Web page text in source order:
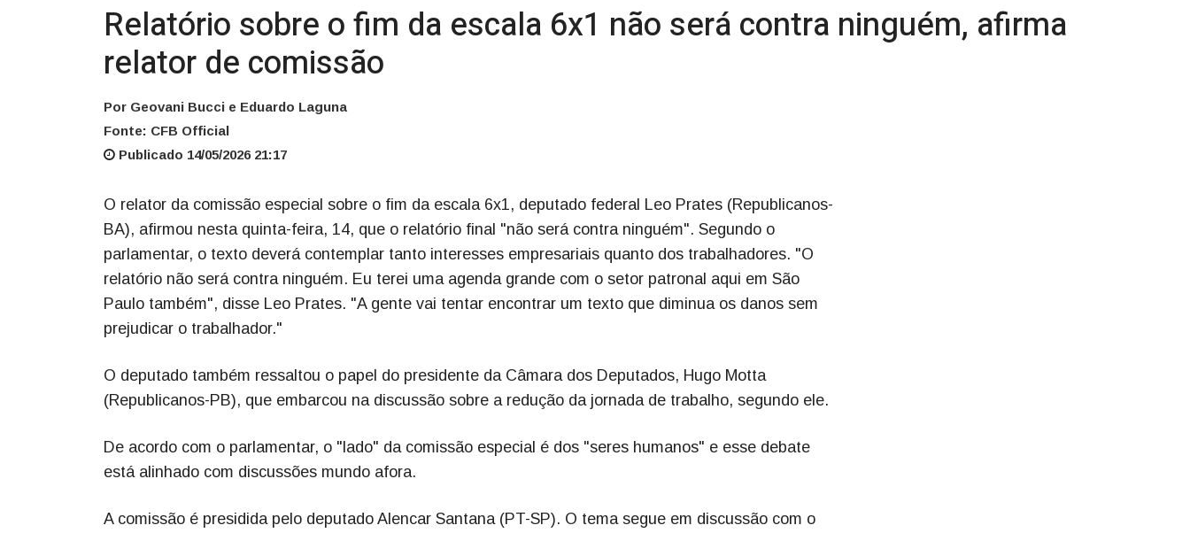
Relatório sobre o fim da escala 6x1 não será contra ninguém, afirma
relator de comissão
Por Geovani Bucci e Eduardo Laguna
Fonte: CFB Official
Publicado 14/05/2026 21:17
O relator da comissão especial sobre o fim da escala 6x1, deputado federal Leo Prates (Republicanos-
BA), afirmou nesta quinta-feira, 14, que o relatório final "não será contra ninguém". Segundo o
parlamentar, o texto deverá contemplar tanto interesses empresariais quanto dos trabalhadores. "O
relatório não será contra ninguém. Eu terei uma agenda grande com o setor patronal aqui em São
Paulo também", disse Leo Prates. "A gente vai tentar encontrar um texto que diminua os danos sem
prejudicar o trabalhador."
O deputado também ressaltou o papel do presidente da Câmara dos Deputados, Hugo Motta
(Republicanos-PB), que embarcou na discussão sobre a redução da jornada de trabalho, segundo ele.
De acordo com o parlamentar, o "lado" da comissão especial é dos "seres humanos" e esse debate
está alinhado com discussões mundo afora.
A comissão é presidida pelo deputado Alencar Santana (PT-SP). O tema segue em discussão com o